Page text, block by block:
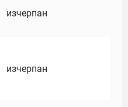
изчерпан
изчерпан